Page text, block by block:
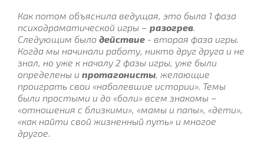
Как потом объяснила ведущая, это была 1 фаза
психодраматической игры – разогрев
Следующим было действие - вторая фаза игры.
Когда мы начинали работу, никто друг друга и не
знал, но уже к началу 2 фазы игры, уже были
определены и протагонисты , желающие
проиграть свои «наболевшие истории». Темы
были простыми и до «боли» всем знакомы –
«отношения с близкими», «мамы и папы», «дети»,
«как найти свой жизненный путь» и многое
другое.